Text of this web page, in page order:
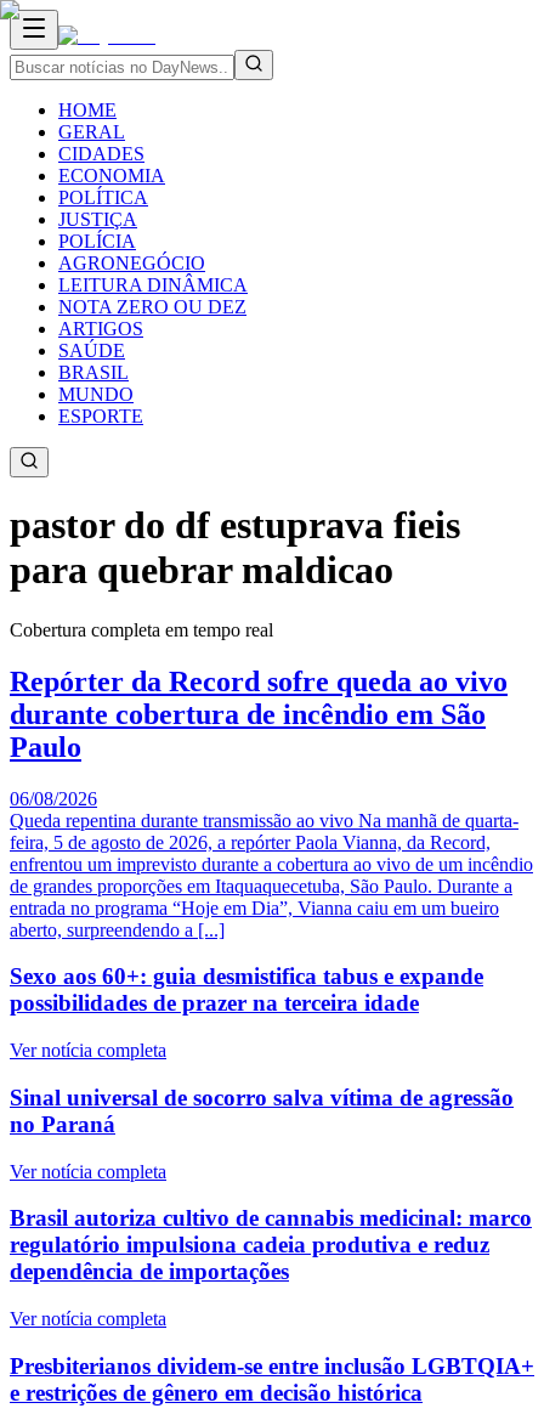
HOME
GERAL
CIDADES
ECONOMIA
POLÍTICA
JUSTIÇA
POLÍCIA
AGRONEGÓCIO
LEITURA DINÂMICA
NOTA ZERO OU DEZ
ARTIGOS
SAÚDE
BRASIL
MUNDO
ESPORTE
pastor do df estuprava fieis
para quebrar maldicao
Cobertura completa em tempo real
Repórter da Record sofre queda ao vivo
durante cobertura de incêndio em São
Paulo
06/08/2026
Queda repentina durante transmissão ao vivo Na manhã de quarta-
feira, 5 de agosto de 2026, a repórter Paola Vianna, da Record,
enfrentou um imprevisto durante a cobertura ao vivo de um incêndio
de grandes proporções em Itaquaquecetuba, São Paulo. Durante a
entrada no programa “Hoje em Dia”, Vianna caiu em um bueiro
aberto, surpreendendo a [...]
Sexo aos 60+: guia desmistifica tabus e expande
possibilidades de prazer na terceira idade
Ver notícia completa
Sinal universal de socorro salva vítima de agressão
no Paraná
Ver notícia completa
Brasil autoriza cultivo de cannabis medicinal: marco
regulatório impulsiona cadeia produtiva e reduz
dependência de importações
Ver notícia completa
Presbiterianos dividem-se entre inclusão LGBTQIA+
e restrições de gênero em decisão histórica